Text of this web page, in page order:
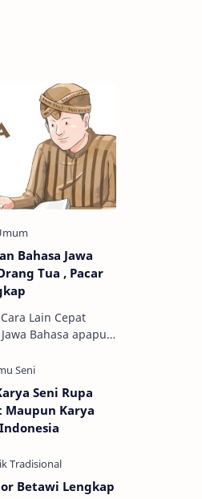
Bahasa Jawa
Tua , Pacar
Lain Cepat
Bahasa apapun
mudah untuk
Seni Rupa
Maupun Karya
Betawi Lengkap